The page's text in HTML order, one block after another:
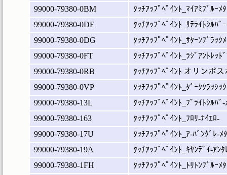
99000-79380-0BM
ﾀｯﾁｱｯﾌﾟﾍﾟｲﾝﾄ_ﾏｲｱﾐﾌﾞﾙｰﾒ
99000-79380-0DE
ﾀｯﾁｱｯﾌﾟﾍﾟｲﾝﾄ_ｻﾃﾗｲﾄｼﾙﾊﾞ
99000-79380-0DG
ﾀｯﾁｱｯﾌﾟﾍﾟｲﾝﾄ_ｻﾀｰﾝﾌﾞﾗｯｸ
99000-79380-0FT
ﾀｯﾁｱｯﾌﾟﾍﾟｲﾝﾄ_ﾗｼﾞｱﾝﾄﾚｯﾄ
99000-79380-0RB
ﾀｯﾁｱｯﾌﾟﾍﾟｲﾝﾄ オリンポ
99000-79380-0VP
ﾀｯﾁｱｯﾌﾟﾍﾟｲﾝﾄ_ﾀﾞｰｸｸﾗｯｼｯ
99000-79380-13L
ﾀｯﾁｱｯﾌﾟﾍﾟｲﾝﾄ_ﾌﾞﾗｲﾄｼﾙﾊﾞ-
99000-79380-163
ﾀｯﾁｱｯﾌﾟﾍﾟｲﾝﾄ_ﾌﾛﾘ-ﾅｲｴﾛ-
99000-79380-17U
ﾀｯﾁｱｯﾌﾟﾍﾟｲﾝﾄ_ｱ-ﾊﾞﾝｸﾞﾚ-ﾒ
99000-79380-19A
ﾀｯﾁｱｯﾌﾟﾍﾟｲﾝﾄ_ｷﾔﾝﾃﾞｲ-ｱﾝﾀ
99000-79380-1FH
ﾀｯﾁｱｯﾌﾟﾍﾟｲﾝﾄ_ﾄﾘﾄﾝﾌﾞﾙｰﾒ